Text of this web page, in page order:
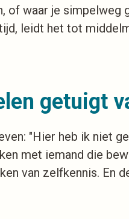
of waar je
leidt het tot
getuigt
"Hier heb ik niet
met iemand die
van zelfkennis. En